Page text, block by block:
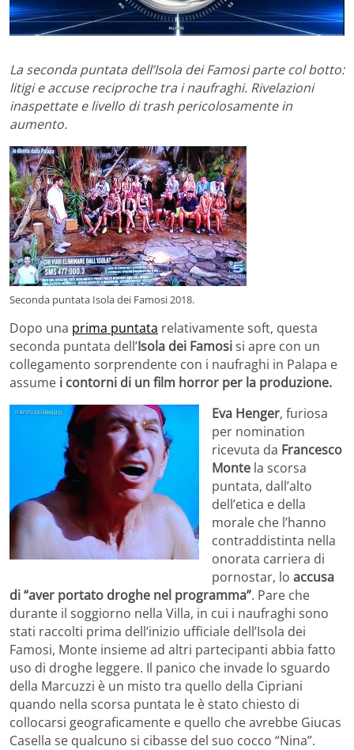
La seconda puntata dell’Isola dei Famosi parte col botto:
litigi e accuse reciproche tra i naufraghi. Rivelazioni
inaspettate e livello di trash pericolosamente in
aumento.
Seconda puntata Isola dei Famosi 2018.
Dopo una prima puntata relativamente soft, questa
seconda puntata dell’Isola dei Famosisi apre con un
collegamento sorprendente con i naufraghi in Palapa e
assume i contorni di un film horror per la produzione.
Eva Henger, furiosa
per nomination
ricevuta da Francesco
Monte la scorsa
puntata, dall’alto
dell’etica e della
morale che l’hanno
contraddistinta nella
onorata carriera di
pornostar, lo accusa
di “aver portato droghe nel programma”. Pare che
durante il soggiorno nella Villa, in cui i naufraghi sono
stati raccolti prima dell’inizio ufficiale dell’Isola dei
Famosi, Monte insieme ad altri partecipanti abbia fatto
uso di droghe leggere. Il panico che invade lo sguardo
della Marcuzzi è un misto tra quello della Cipriani
quando nella scorsa puntata le è stato chiesto di
collocarsi geograficamente e quello che avrebbe Giucas
Casella se qualcuno si cibasse del suo cocco “Nina”.